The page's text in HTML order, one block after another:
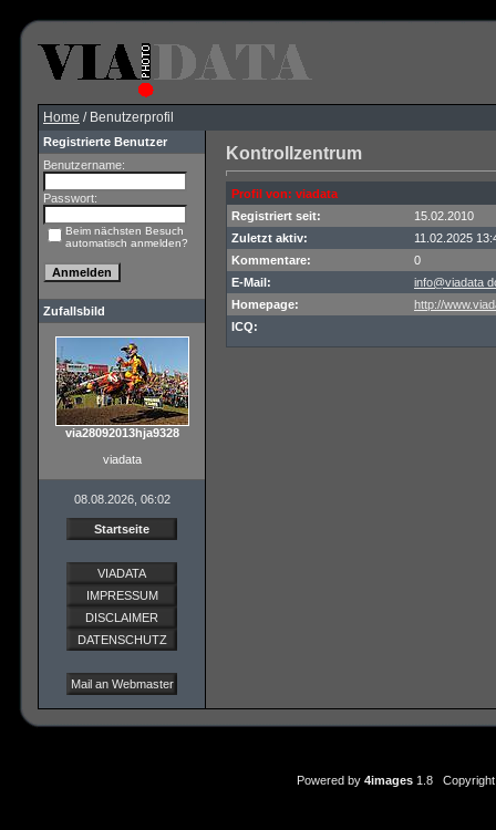
Home / Benutzerprofil
Registrierte Benutzer
Benutzername:
Passwort:
Beim nächsten Besuch
automatisch anmelden?
Zufallsbild
via28092013hja9328
viadata
08.08.2026, 06:02
Startseite
VIADATA
IMPRESSUM
DISCLAIMER
DATENSCHUTZ
Mail an Webmaster
Kontrollzentrum
Profil von: viadata
Registriert seit:
15.02.2010
Zuletzt aktiv:
11.02.2025
Kommentare:
0
E-Mail:
info@viadata
Homepage:
http://
ICQ:
Powered by 4images1.8 Copyright